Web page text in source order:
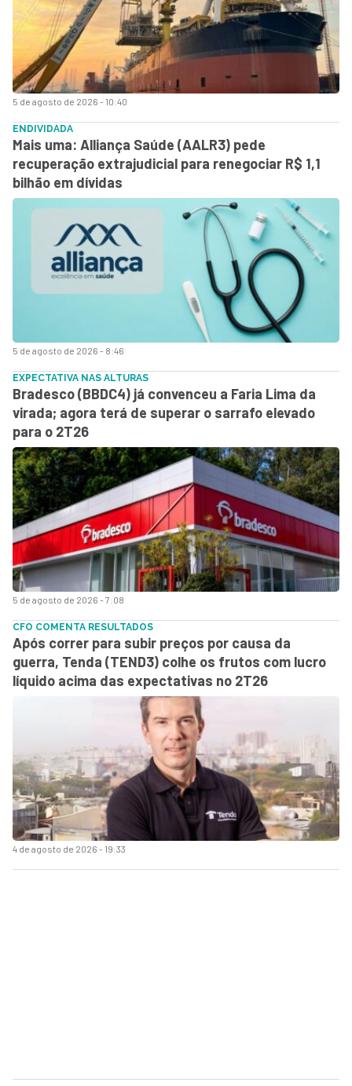
5 de agosto de 2026 - 10:40
5 de agosto de 2026 - 8:46
ENDIVIDADA
Mais uma: Alliança Saúde (AALR3) pede
recuperação extrajudicial para renegociar R$ 1,1
bilhão em dívidas
5 de agosto de 2026 - 7:08
EXPECTATIVA NAS ALTURAS
Bradesco (BBDC4) já convenceu a Faria Lima da
virada; agora terá de superar o sarrafo elevado
para o 2T26
4 de agosto de 2026 - 19:33
CFO COMENTA RESULTADOS
Após correr para subir preços por causa da
guerra, Tenda (TEND3) colhe os frutos com lucro
líquido acima das expectativas no 2T26